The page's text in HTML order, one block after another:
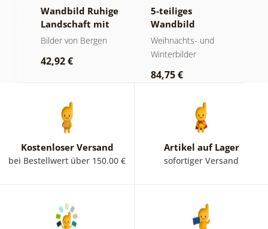
Wandbild Ruhige
Landschaft mit
Bergen
Bilder von Bergen
42,92 €
5-teiliges
Wandbild
winterliches
Skiabenteuer
Weihnachts- und
Winterbilder
84,75 €
Kostenloser Versand
bei Bestellwert über 150.00 €
Artikel auf Lager
sofortiger Versand